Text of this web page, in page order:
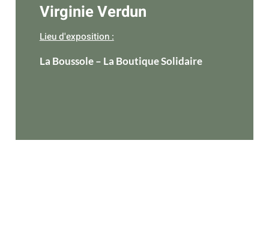
Virginie Verdun
Lieu d'exposition :
La Boussole – La Boutique Solidaire